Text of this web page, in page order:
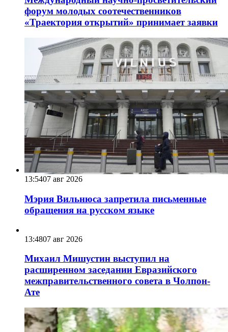
форум молодых соотечественников
«Траектория открытий» принимает заявки
13:5407 авг 2026
Мэрия Вильнюса запретила письменные
обращения на русском языке
13:4807 авг 2026
Михаил Мишустин выступил на
расширенном заседании Евразийского
межправительственного совета в Чолпон-
Ате